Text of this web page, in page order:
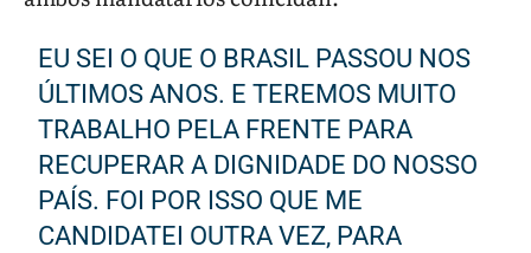
EU SEI O QUE O BRASIL PASSOU NOS
ÚLTIMOS ANOS. E TEREMOS MUITO
TRABALHO PELA FRENTE PARA
RECUPERAR A DIGNIDADE DO NOSSO
PAÍS. FOI POR ISSO QUE ME
CANDIDATEI OUTRA VEZ, PARA